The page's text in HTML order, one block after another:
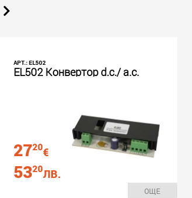
АРТ.: EL502
EL502 Конвертор d.c./ a.c.
2720€
5320ЛВ.
ОЩЕ